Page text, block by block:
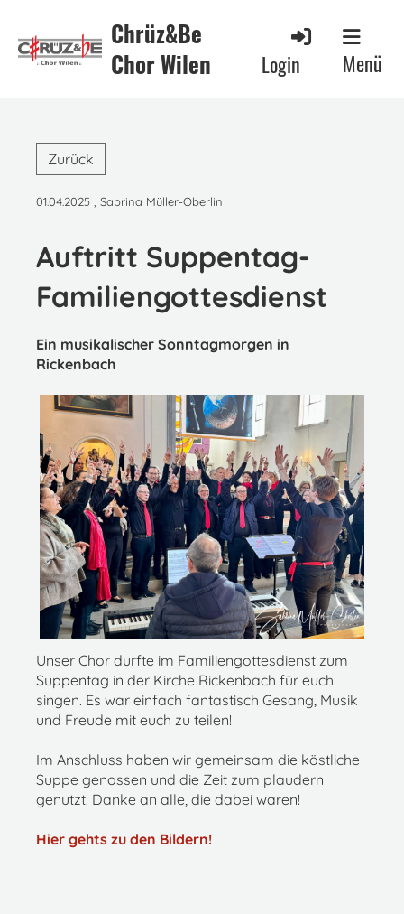
Chrüz&Be
Chor Wilen
Login Menü
Zurück
01.04.2025 , Sabrina Müller-Oberlin
Auftritt Suppentag-
Familiengottesdienst
Ein musikalischer Sonntagmorgen in
Rickenbach
Unser Chor durfte im Familiengottesdienst zum
Suppentag in der Kirche Rickenbach für euch
singen. Es war einfach fantastisch Gesang, Musik
und Freude mit euch zu teilen!
Im Anschluss haben wir gemeinsam die köstliche
Suppe genossen und die Zeit zum plaudern
genutzt. Danke an alle, die dabei waren!
Hier gehts zu den Bildern!